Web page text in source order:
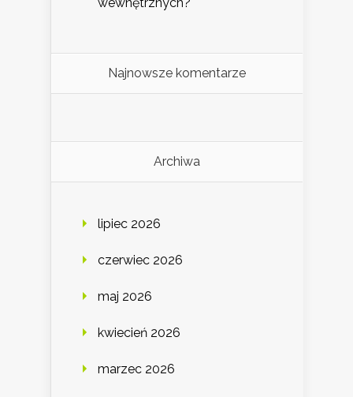
Najnowsze komentarze
Archiwa
lipiec 2026
czerwiec 2026
maj 2026
kwiecień 2026
marzec 2026